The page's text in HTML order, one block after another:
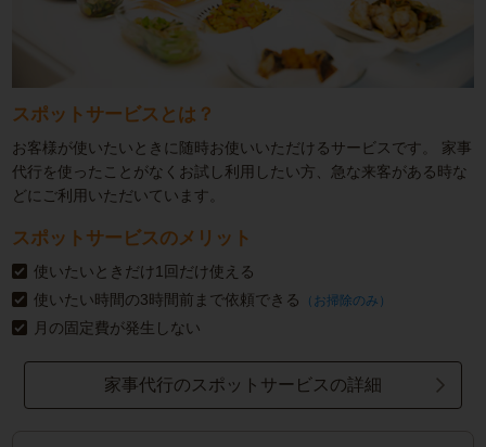
スポットサービスとは？
お客様が使いたいときに随時お使いいただけるサービスです。
家事
代行を使ったことがなくお試し利用したい方、急な来客がある時な
どにご利用いただいています。
スポットサービスのメリット
使いたいときだけ1回だけ使える
使いたい時間の3時間前まで依頼できる
（お掃除のみ）
月の固定費が発生しない
家事代行のスポットサービスの詳細